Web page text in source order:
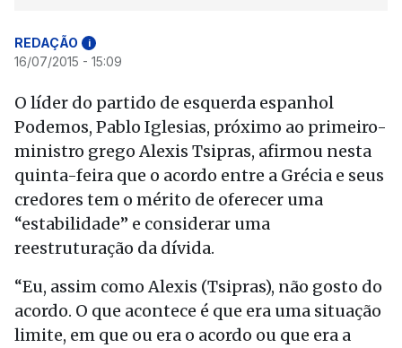
REDAÇÃO i
16/07/2015 - 15:09
O líder do partido de esquerda espanhol
Podemos, Pablo Iglesias, próximo ao primeiro-
ministro grego Alexis Tsipras, afirmou nesta
quinta-feira que o acordo entre a Grécia e seus
credores tem o mérito de oferecer uma
“estabilidade” e considerar uma
reestruturação da dívida.
“Eu, assim como Alexis (Tsipras), não gosto do
acordo. O que acontece é que era uma situação
limite, em que ou era o acordo ou que era a